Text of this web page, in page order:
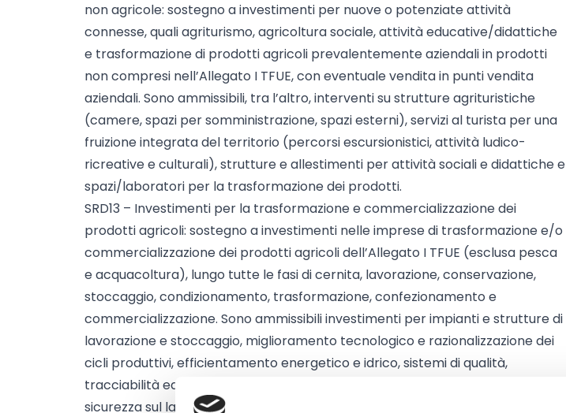
non agricole: sostegno a investimenti per nuove o potenziate attività
connesse, quali agriturismo, agricoltura sociale, attività educative/didattiche
e trasformazione di prodotti agricoli prevalentemente aziendali in prodotti
non compresi nell’Allegato I TFUE, con eventuale vendita in punti vendita
aziendali. Sono ammissibili, tra l’altro, interventi su strutture agrituristiche
(camere, spazi per somministrazione, spazi esterni), servizi al turista per una
fruizione integrata del territorio (percorsi escursionistici, attività ludico-
ricreative e culturali), strutture e allestimenti per attività sociali e didattiche e
spazi/laboratori per la trasformazione dei prodotti.
SRD13 – Investimenti per la trasformazione e commercializzazione dei
prodotti agricoli: sostegno a investimenti nelle imprese di trasformazione e/o
commercializzazione dei prodotti agricoli dell’Allegato I TFUE (esclusa pesca
e acquacoltura), lungo tutte le fasi di cernita, lavorazione, conservazione,
stoccaggio, condizionamento, trasformazione, confezionamento e
commercializzazione. Sono ammissibili investimenti per impianti e strutture di
lavorazione e stoccaggio, miglioramento tecnologico e razionalizzazione dei
cicli produttivi, efficientamento energetico e idrico, sistemi di qualità,
tracciabilità ed etichettatura, sostenibilità ambientale e riutilizzo degli scarti,
sicurezza sul lavoro, sviluppo di prodotti di qualità e apertura di nuovi mercati.